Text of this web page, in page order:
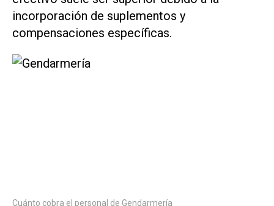
incorporación de suplementos y
compensaciones específicas.
Cuánto cobra el personal de Gendarmería